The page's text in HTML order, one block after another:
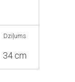
Dziļums
34 cm